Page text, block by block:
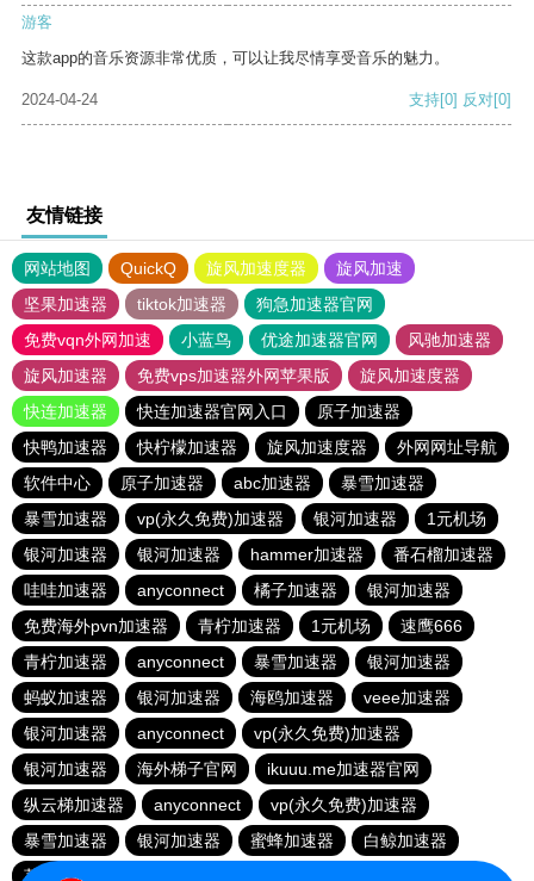
游客
这款app的音乐资源非常优质，可以让我尽情享受音乐的魅力。
2024-04-24 支持[0] 反对[0]
友情链接
网站地图 QuickQ 旋风加速度器
旋风加速
坚果加速器
tiktok加速器
狗急加速器官网
免费vqn外网加速
小蓝鸟 优途加速器官网
风驰加速器
旋风加速器
免费vps加速器外网苹果版
旋风加速度器
快连加速器
快连加速器官网入口
原子加速器
快鸭加速器
快柠檬加速器 旋风加速度器
外网网址导航
软件中心
原子加速器 abc加速器
暴雪加速器
暴雪加速器
vp(永久免费)加速器 银河加速器
1元机场
银河加速器
银河加速器 hammer加速器
番石榴加速器
哇哇加速器
anyconnect 橘子加速器
银河加速器
免费海外pvn加速器
青柠加速器 1元机场
速鹰666
青柠加速器
anyconnect 暴雪加速器
银河加速器
蚂蚁加速器
银河加速器 海鸥加速器
veee加速器
银河加速器
anyconnect
vp(永久免费)加速器
银河加速器
海外梯子官网
ikuuu.me加速器官网
纵云梯加速器
anyconnect
vp(永久免费)加速器
暴雪加速器
银河加速器 蜜蜂加速器
白鲸加速器
荔枝加速器